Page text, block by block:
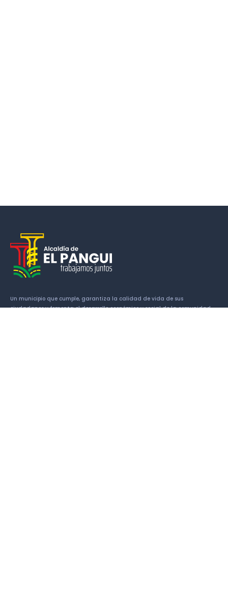
Un municipio que cumple, garantiza la calidad de vida de sus
ciudadanos y fomenta el desarrollo económico y social de la comunidad.